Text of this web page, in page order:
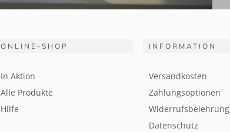
ONLINE-SHOP
In Aktion
Alle Produkte
Hilfe
INFORMATION
Versandkosten
Zahlungsoptionen
Widerrufsbelehrung
Datenschutz